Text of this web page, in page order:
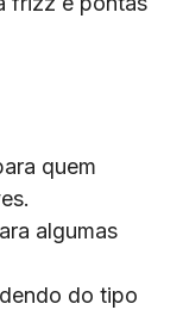
quem
algumas
do tipo